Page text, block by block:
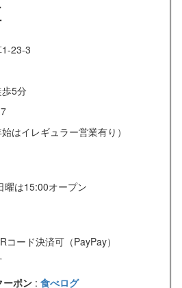
23-3
5分
はイレギュラー営業有り）
曜は15:00オープン
コード決済可（PayPay）
ーポン : 食べログ